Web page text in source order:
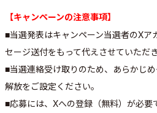
【キャンペーンの注意事項】
■当選発表はキャンペーン当選者のXア
セージ送付をもって代えさせていただき
■当選連絡受け取りのため、あらかじ
解放をご設定ください。
■応募には、Xへの登録（無料）が必要